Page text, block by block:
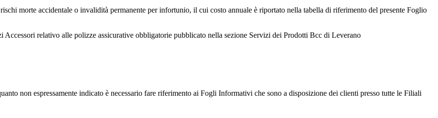
morte accidentale o invalidità permanente per infortunio, il cui costo annuale è riportato nella tabella di riferimento del presente Foglio
relativo alle polizze assicurative obbligatorie pubblicato nella sezione Servizi dei Prodotti Bcc di Leverano
non espressamente indicato è necessario fare riferimento ai Fogli Informativi che sono a disposizione dei clienti presso tutte le Filiali